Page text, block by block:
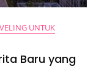
UNTUK
Baru yang